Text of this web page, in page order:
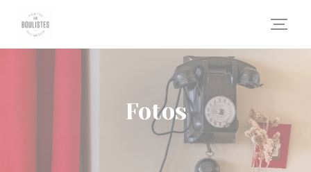
Fotos